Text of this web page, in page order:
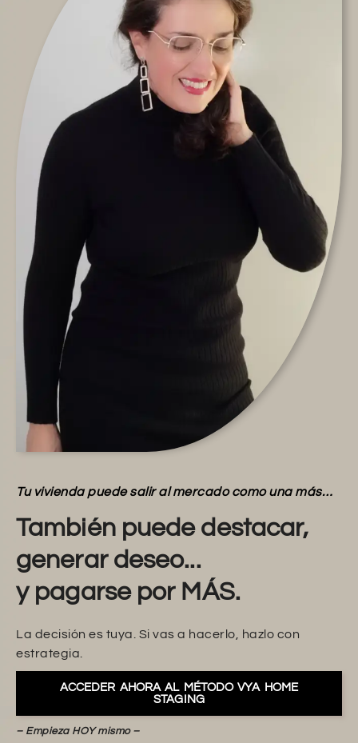
Tu vivienda puede salir al mercado como una más…
También puede destacar,
generar deseo...
y pagarse por MÁS.
La decisión es tuya. Si vas a hacerlo, hazlo con
estrategia.
ACCEDER AHORA AL MÉTODO VYA HOME
STAGING
– Empieza HOY mismo –